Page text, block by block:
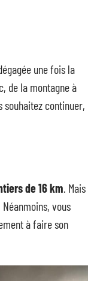
une fois la
de la montagne à
souhaitez continuer,
de 16 km. Mais
vous
à faire son